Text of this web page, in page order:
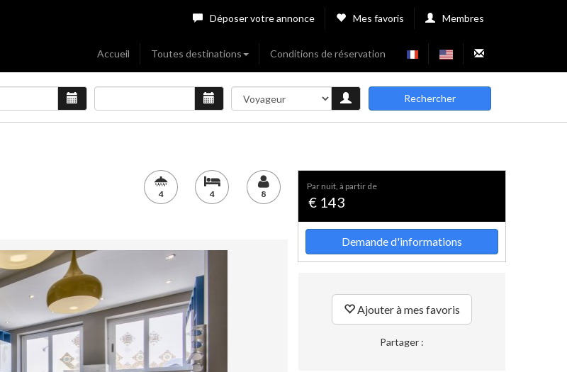
Déposer votre annonce Mes favoris Membres
Accueil Toutes destinations Conditions de réservation
Rechercher
4 4 8
par nuit, à partir de
€ 143
Demande d'informations
Ajouter à mes favoris
Partager :